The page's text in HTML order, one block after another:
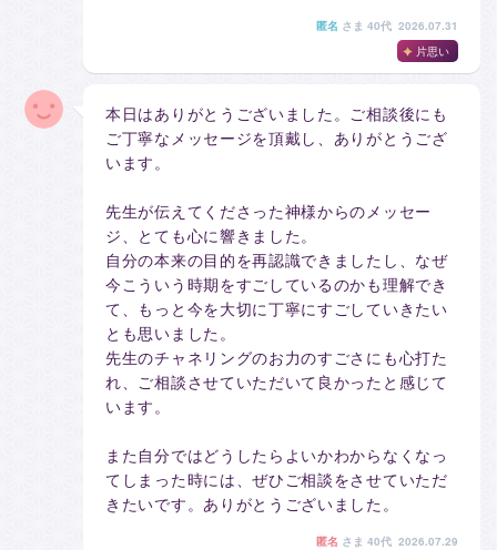
匿名 さま 40代 2026.07.31
片思い
本日はありがとうございました。ご相談後にも
ご丁寧なメッセージを頂戴し、ありがとうござ
います。
先生が伝えてくださった神様からのメッセー
ジ、とても心に響きました。
自分の本来の目的を再認識できましたし、なぜ
今こういう時期をすごしているのかも理解でき
て、もっと今を大切に丁寧にすごしていきたい
とも思いました。
先生のチャネリングのお力のすごさにも心打た
れ、ご相談させていただいて良かったと感じて
います。
また自分ではどうしたらよいかわからなくなっ
てしまった時には、ぜひご相談をさせていただ
きたいです。ありがとうございました。
匿名 さま 40代 2026.07.29